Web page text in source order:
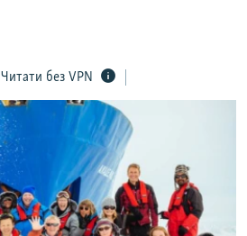
Читати без VPN